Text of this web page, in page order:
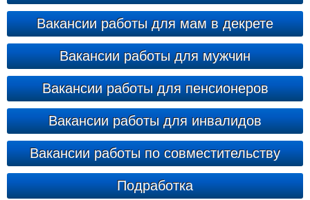
Вакансии работы для мам в декрете
Вакансии работы для мужчин
Вакансии работы для пенсионеров
Вакансии работы для инвалидов
Вакансии работы по совместительству
Подработка